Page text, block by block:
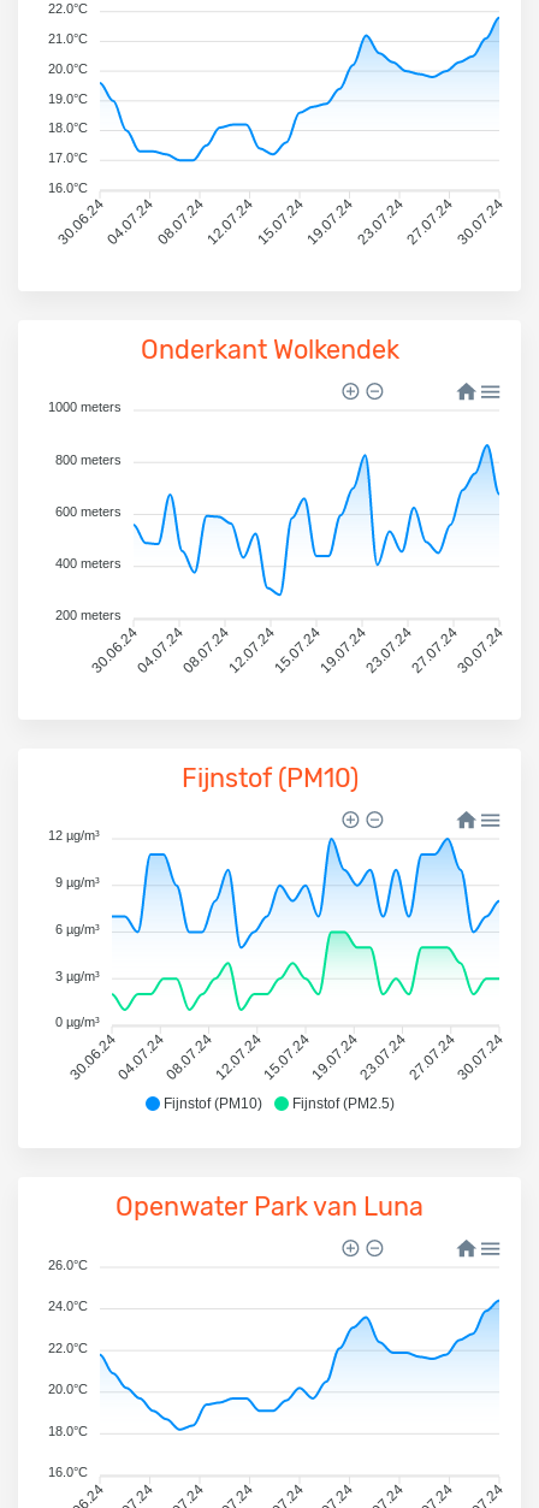
30.06.2404.07.2408.07.2412.07.2415.07.2419.07.2423.07.2427.07.2430.07.24
22.0°C
21.0°C
20.0°C
19.0°C
18.0°C
17.0°C
16.0°C
Onderkant Wolkendek
30.06.2404.07.2408.07.2412.07.2415.07.2419.07.2423.07.2427.07.2430.07.24
1000 meters
800 meters
600 meters
400 meters
200 meters
Fijnstof (PM10)
Fijnstof (PM10) Fijnstof (PM2.5)
30.06.2404.07.2408.07.2412.07.2415.07.2419.07.2423.07.2427.07.2430.07.24
12 µg/m³
9 µg/m³
6 µg/m³
3 µg/m³
0 µg/m³
Openwater Park van Luna
26.0°C
24.0°C
22.0°C
20.0°C
18.0°C
16.0°C